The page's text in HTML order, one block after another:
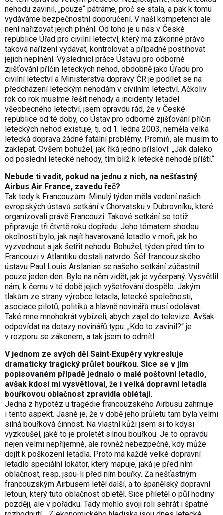
nehodu zavinil, „pouze“ pátráme, proč se stala, a pak k tomu
vydáváme bezpečnostní doporučení. V naší kompetenci ale
není nařizovat jejich plnění. Od toho je u nás v České
republice Úřad pro civilní letectví, který má zákonné právo
taková nařízení vydávat, kontrolovat a případně postihovat
jejich neplnění. Výslednicí práce Ústavu pro odborné
zjišťování příčin leteckých nehod, obdobně jako Úřadu pro
civilní letectví a Ministerstva dopravy ČR je podílet se na
předcházení leteckým nehodám v civilním letectví. Ačkoliv
rok co rok musíme řešit nehody a incidenty letadel
všeobecného letectví, jsem opravdu rád, že v České
republice od té doby, co Ústav pro odborné zjišťování příčin
leteckých nehod existuje, tj. od 1. ledna 2003, neměla velká
letecká doprava žádné fatální problémy. Promiň, ale musím to
zaklepat. Ovšem bohužel, jak říká jedno přísloví: „Jak daleko
od poslední letecké nehody, tím blíž k letecké nehodě příští.“
Nebude ti vadit, pokud na jednu z nich, na nešťastný
Airbus Air France, zavedu řeč?
Tak tedy k Francouzům. Minulý týden měla vedení našich
evropských ústavů setkání v Chorvatsku v Dubrovníku, které
organizovali právě Francouzi. Takové setkání se totiž
připravuje tři čtvrtě roku dopředu. Jeho tématem shodou
okolností bylo, jak najít havarované letadlo v moři, jak ho
vyzvednout a jak šetřit nehodu. Bohužel, týden před tím to
Francouzi v Atlantiku dostali natvrdo. Šéf francouzského
ústavu Paul Louis Arslanian se našeho setkání zúčastnil
pouze jeden den. Bylo na něm vidět, jak je vyčerpaný. Vysvětlil
nám, k čemu v té době jejich vyšetřování dospělo. Jakým
tlakům ze strany výrobce letadla, letecké společnosti,
asociace pilotů, politiků a hlavně novinářů musí odolávat.
Také mne mnohokrát vybízeli, abych zajel do televize. Avšak
odpovídat na dotazy novinářů typu: „Kdo to zavinil?“ je
v rozporu se zákonem, a tak jsem to odmítl.
V jednom ze svých děl Saint-Exupéry vykresluje
dramaticky tragický průlet bouřkou. Sice se v jím
popisovaném případě jednalo o malé poštovní letadlo,
avšak kdosi mi vysvětloval, že i velká dopravní letadla
bouřkovou oblačnost zpravidla oblétají.
Jedna z hypotéz u tragédie francouzského Airbusu zahrnuje
i tento aspekt. Jasné je, že v době jeho průletu tam byla velmi
silná bouřková činnost. Na vlastní kůži jsem si to kdysi
vyzkoušel, jaké to je proletět silnou bouřkou. Je to opravdu
nejen velmi nepříjemné, ale rovněž nebezpečné, kdy může
dojít k poškození letadla. Proto má každé velké dopravní
letadlo speciální lokátor, který mapuje, jaká je před ním
oblačnost, resp. jsou-li před ním bouřky. Za nešťastným
francouzským Airbusem letěl další, a to španělský dopravní
letoun, který tuto oblačnost obletěl. Sice přiletěl o půl hodiny
později, ale v pořádku. Tady mohlo svoji roli sehrát i špatné